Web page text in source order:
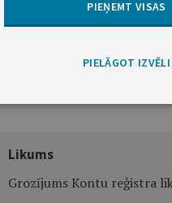
Likums
Grozījums Kontu reģistra
PIEŅEMT VISAS
PIELĀGOT IZVĒLI